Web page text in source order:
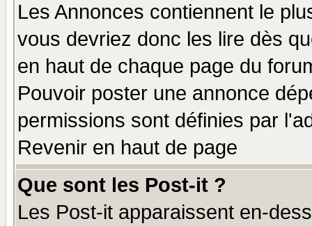
Les Annonces contiennent le
vous devriez donc les lire dès
en haut de chaque page du
Pouvoir poster une annonce
permissions sont définies par
Revenir en haut de page
Que sont les Post-it ?
Les Post-it apparaissent en-